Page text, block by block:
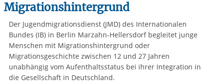
Migrationshintergrund
Der Jugendmigrationsdienst (JMD) des Internationalen
Bundes (IB) in Berlin Marzahn-Hellersdorf begleitet junge
Menschen mit Migrationshintergrund oder
Migrationsgeschichte zwischen 12 und 27 Jahren
unabhängig vom Aufenthaltsstatus bei ihrer Integration in
die Gesellschaft in Deutschland.